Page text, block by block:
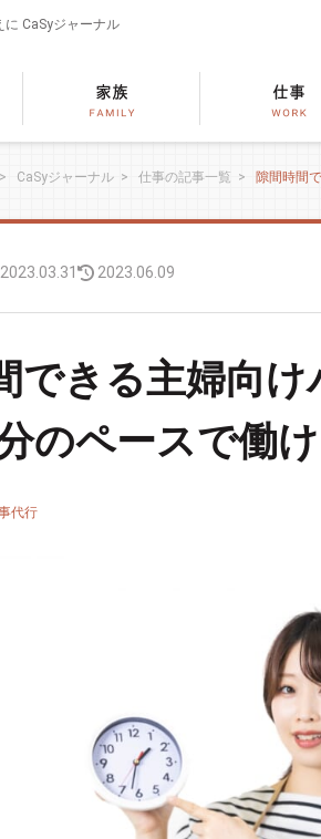
に CaSyジャーナル
> CaSyジャーナル > 仕事の記事一覧 >
隙間時間
2023.03.31 2023.06.09
できる主婦向
のペースで働
代行